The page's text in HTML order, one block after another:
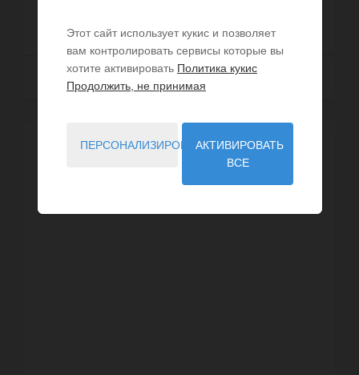
Далее
Этот сайт использует кукис и позволяет
вам контролировать сервисы которые вы
хотите активировать Политика кукис
Продолжить, не принимая
ПЕРСОНАЛИЗИРОВАТЬАКТИВИРОВАТЬ
ВСЕ